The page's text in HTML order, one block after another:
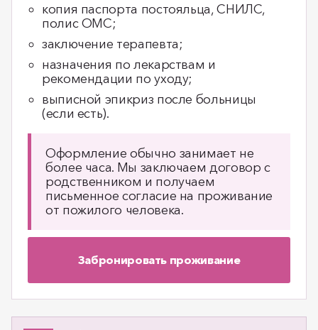
копия паспорта постояльца, СНИЛС,
полис ОМС;
заключение терапевта;
назначения по лекарствам и
рекомендации по уходу;
выписной эпикриз после больницы
(если есть).
Оформление обычно занимает не
более часа. Мы заключаем договор с
родственником и получаем
письменное согласие на проживание
от пожилого человека.
Забронировать проживание